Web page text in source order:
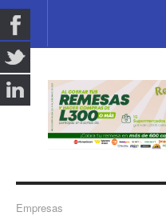
Empresas